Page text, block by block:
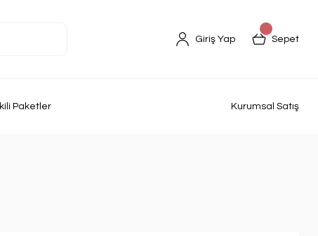
Giriş Yap Sepet
İkili Paketler Kurumsal Satış